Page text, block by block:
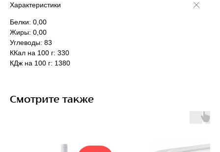
Характеристики
Белки: 0,00
Жиры: 0,00
Углеводы: 83
ККал на 100 г: 330
КДж на 100 г: 1380
Смотрите также